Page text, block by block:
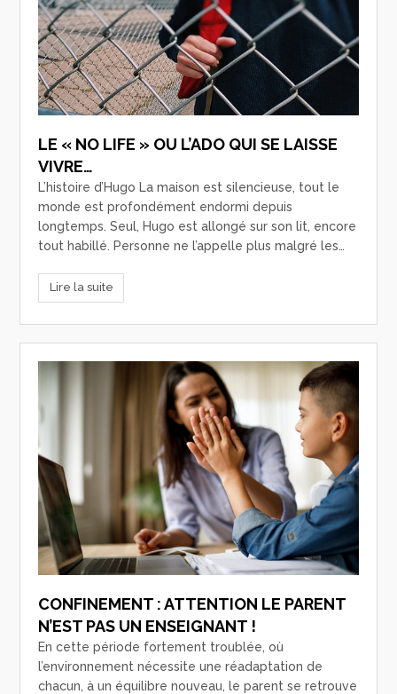
LE « NO LIFE » OU L’ADO QUI SE LAISSE
VIVRE…
L’histoire d’Hugo La maison est silencieuse, tout le
monde est profondément endormi depuis
longtemps. Seul, Hugo est allongé sur son lit, encore
tout habillé. Personne ne l’appelle plus malgré les…
Lire la suite
CONFINEMENT : ATTENTION LE PARENT
N’EST PAS UN ENSEIGNANT !
En cette période fortement troublée, où
l’environnement nécessite une réadaptation de
chacun, à un équilibre nouveau, le parent se retrouve